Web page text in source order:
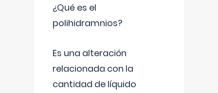
¿Qué es el
polihidramnios?
Es una alteración
relacionada con la
cantidad de líquido